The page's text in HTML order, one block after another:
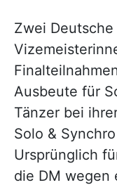
Zwei
Ausbeute für
Tänzer bei
Solo &
Ursprünglich
die DM wegen